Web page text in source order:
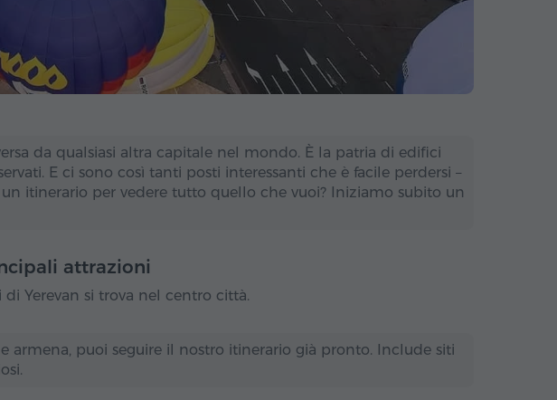
da qualsiasi altra capitale nel mondo. È la patria di edifici
E ci sono così tanti posti interessanti che è facile perdersi –
itinerario per vedere tutto quello che vuoi? Iniziamo subito un
attrazioni
Yerevan si trova nel centro città.
armena, puoi seguire il nostro itinerario già pronto. Include siti